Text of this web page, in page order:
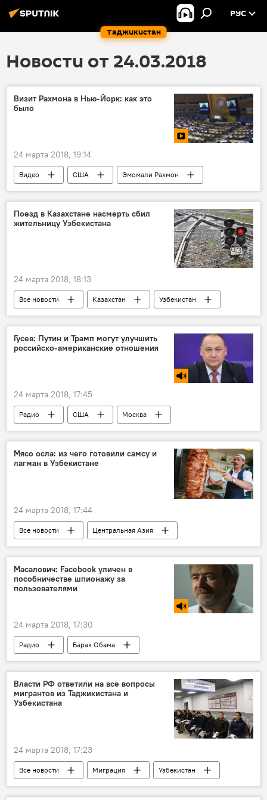
Таджикистан
РУС
Новости от 24.03.2018
Визит Рахмона в Нью-Йорк: как это
было
24 марта 2018, 19:14
Видео США
Эмомали Рахмон
визит
Таджикистан
Поезд в Казахстане насмерть сбил
жительницу Узбекистана
24 марта 2018, 18:13
Все новости Казахстан
Узбекистан
поезд
Центральная Азия
смерть известных людей
Гусев: Путин и Трамп могут улучшить
российско-американские отношения
24 марта 2018, 17:45
Радио США
Москва
Лондон
Владимир Путин
Дональд Трамп
Сергей Скрипаль
отравление
отношения
Россия
Мясо осла: из чего готовили самсу и
лагман в Узбекистане
24 марта 2018, 17:44
Все новости
Центральная Азия
Узбекистан
Масалович: Facebook уличен в
пособничестве шпионажу за
пользователями
24 марта 2018, 17:30
Радио
Барак Обама
Марк Цукерберг
Дональд Трамп
соцсети
профиль
Власти РФ ответили на все вопросы
мигрантов из Таджикистана и
Узбекистана
24 марта 2018, 17:23
Все новости Миграция
Узбекистан
собрание